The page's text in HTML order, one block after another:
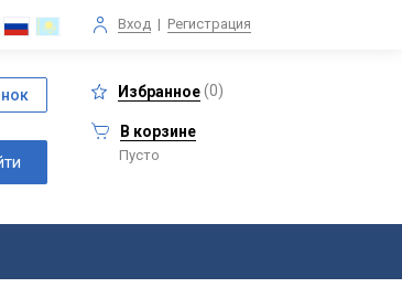
Вход | Регистрация
Избранное(0)
В корзине
Пусто